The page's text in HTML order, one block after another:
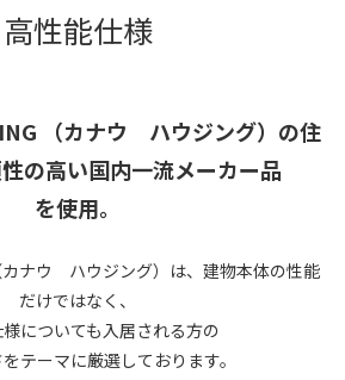
高性能仕様
（カナウ ハウジング）の住
の高い国内一流メーカー品
を使用。
ナウ ハウジング）は、建物本体の性能
だけではなく、
についても入居される方の
テーマに厳選しております。